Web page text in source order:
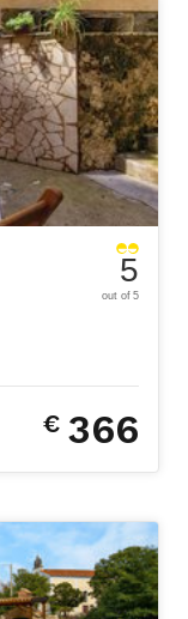
5
out of 5
€ 366